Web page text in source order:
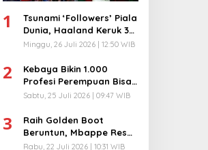
1
Tsunami ‘Followers’ Piala
Dunia, Haaland Keruk 32
Juta, Kiper 40 Tahun
Minggu, 26 Juli 2026 | 12:50 WIB
2
Kebaya Bikin 1.000
Profesi Perempuan Bisa
Menyatu di Arena
Sabtu, 25 Juli 2026 | 09:47 WIB
3
Raih Golden Boot
Beruntun, Mbappe Resmi
Kunci Takhta Top Skor
Rabu, 22 Juli 2026 | 10:31 WIB